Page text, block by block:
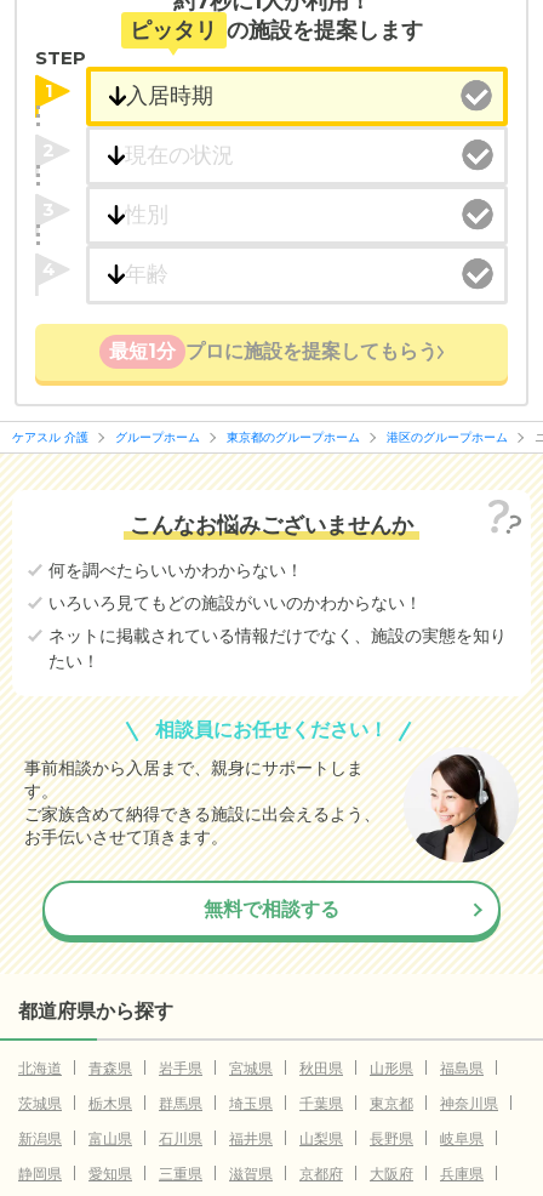
・全国10000件の介護施設情報を掲載
幅広い選択肢の中から、条件にあった施設を選ぶ
ことができます。
・こだわりの条件や医療体制から施設を探せる
たとえば「カラオケ」「麻雀」が楽しめる施設、
「夫婦入居可」の施設、「看取り可」の施設など、
医療・看護体制から施設を探すこともできます。
ピッタリ の施設を提案します
STEP
1
2
3
4
最短1分 プロに施設を提案してもらう
ケアスル 介護 グループホーム 東京都のグループホーム 港区のグループホーム
こんなお悩みございませんか
何を調べたらいいかわからない！
いろいろ見てもどの施設がいいのかわからない！
ネットに掲載されている情報だけでなく、施設の実態を知り
たい！
相談員にお任せください！
事前相談から入居まで、親身にサポートしま
す。
ご家族含めて納得できる施設に出会えるよう、
お手伝いさせて頂きます。
無料で相談する
都道府県から探す
北海道 青森県 岩手県 宮城県 秋田県 山形県
福島県
茨城県
栃木県 群馬県 埼玉県 千葉県 東京都
神奈川県
新潟県
富山県 石川県 福井県 山梨県 長野県
岐阜県
静岡県
愛知県 三重県 滋賀県 京都府 大阪府 兵庫県